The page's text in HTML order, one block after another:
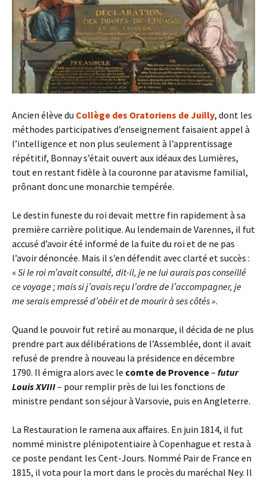
Ancien élève du Collège des Oratoriens de Juilly, dont les
méthodes participatives d’enseignement faisaient appel à
l’intelligence et non plus seulement à l’apprentissage
répétitif, Bonnay s’était ouvert aux idéaux des Lumières,
tout en restant fidèle à la couronne par atavisme familial,
prônant donc une monarchie tempérée.
Le destin funeste du roi devait mettre fin rapidement à sa
première carrière politique. Au lendemain de Varennes, il fut
accusé d’avoir été informé de la fuite du roi et de ne pas
l’avoir dénoncée. Mais il s’en défendit avec clarté et succès :
« Si le roi m’avait consulté, dit-il, je ne lui aurais pas conseillé
ce voyage ; mais si j’avais reçu l’ordre de l’accompagner, je
me serais empressé d’obéir et de mourir à ses côtés ».
Quand le pouvoir fut retiré au monarque, il décida de ne plus
prendre part aux délibérations de l’Assemblée, dont il avait
refusé de prendre à nouveau la présidence en décembre
1790. Il émigra alors avec le comte de Provence– futur
Louis XVIII– pour remplir près de lui les fonctions de
ministre pendant son séjour à Varsovie, puis en Angleterre.
La Restauration le ramena aux affaires. En juin 1814, il fut
nommé ministre plénipotentiaire à Copenhague et resta à
ce poste pendant les Cent-Jours. Nommé Pair de France en
1815, il vota pour la mort dans le procès du maréchal Ney. Il